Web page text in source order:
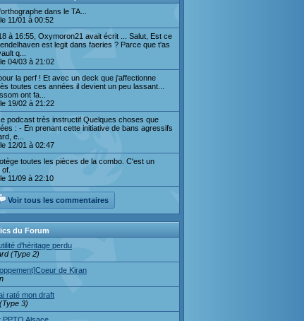
dans le TA...
le 11/01 à 00:52
à 16:55, Oxymoron21 avait écrit ... Salut, Est ce
est legit dans faeries ? Parce que t'as
q...
le 04/03 à 21:02
la perf ! Et avec un deck que j'affectionne
toutes ces années il devient un peu lassant...
ont fa...
le 19/02 à 21:22
podcast très instructif Quelques choses que
: - En prenant cette initiative de bans agressifs
e...
le 12/01 à 02:47
toutes les pièces de la combo. C'est un
le 11/09 à 22:10
Voir tous les commentaires
du Forum
d'héritage perdu
(Type 2)
de Kiran
raté mon draft
3)